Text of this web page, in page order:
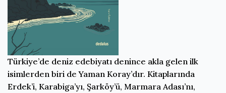
Türkiye’de deniz edebiyatı denince akla gelen ilk
isimlerden biri de Yaman Koray’dır. Kitaplarında
Erdek’i, Karabiga’yı, Şarköy’ü, Marmara Adası’nı,